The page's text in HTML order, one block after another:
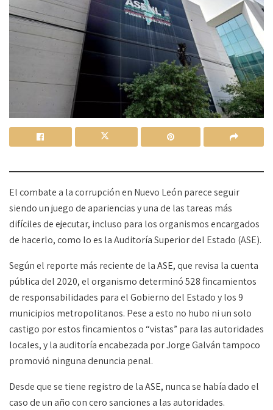
El combate a la corrupción en Nuevo León parece seguir
siendo un juego de apariencias y una de las tareas más
difíciles de ejecutar, incluso para los organismos encargados
de hacerlo, como lo es la Auditoría Superior del Estado (ASE).
Según el reporte más reciente de la ASE, que revisa la cuenta
pública del 2020, el organismo determinó 528 fincamientos
de responsabilidades para el Gobierno del Estado y los 9
municipios metropolitanos. Pese a esto no hubo ni un solo
castigo por estos fincamientos o “vistas” para las autoridades
locales, y la auditoría encabezada por Jorge Galván tampoco
promovió ninguna denuncia penal.
Desde que se tiene registro de la ASE, nunca se había dado el
caso de un año con cero sanciones a las autoridades.